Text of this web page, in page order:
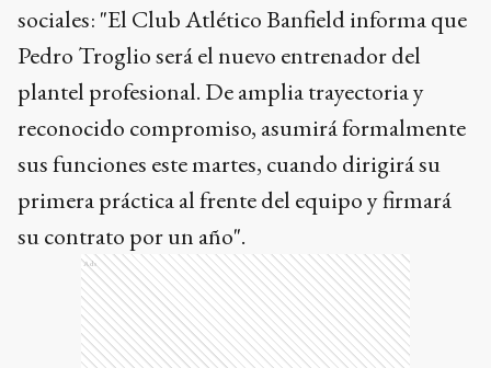
sociales: "El Club Atlético Banfield informa que
Pedro Troglio será el nuevo entrenador del
plantel profesional. De amplia trayectoria y
reconocido compromiso, asumirá formalmente
sus funciones este martes, cuando dirigirá su
primera práctica al frente del equipo y firmará
su contrato por un año".
Ads